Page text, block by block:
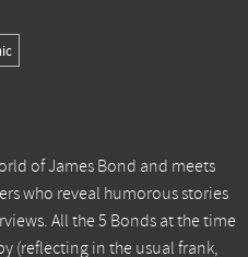
of James Bond and meets
who reveal humorous stories
All the 5 Bonds at the time
(reflecting in the usual frank,